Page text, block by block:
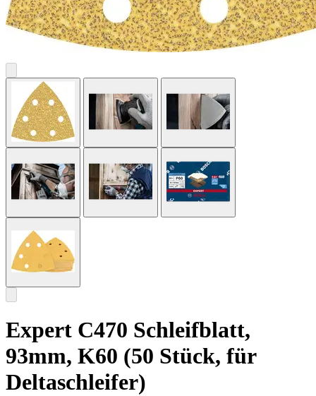
Expert C470 Schleifblatt,
93mm, K60 (50 Stück, für
Deltaschleifer)